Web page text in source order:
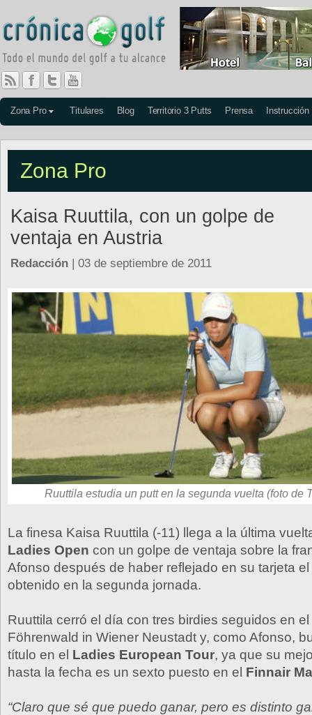
Zona Pro Titulares Blog Territorio 3 Putts Prensa Instrucción
Zona Pro
Kaisa Ruuttila, con un golpe de
ventaja en Austria
Redacción | 03 de septiembre de 2011
Ruuttila estudia un putt en la segunda vuelta (foto de
La finesa Kaisa Ruuttila (-11) llega a la última
Ladies Open con un golpe de ventaja sobre la
Afonso después de haber reflejado en su tarjeta
obtenido en la segunda jornada.
Ruuttila cerró el día con tres birdies seguidos en
Föhrenwald in Wiener Neustadt y, como Afonso,
título en el Ladies European Tour, ya que su
hasta la fecha es un sexto puesto en el Finnair
“Claro que sé que puedo ganar, pero es distinto